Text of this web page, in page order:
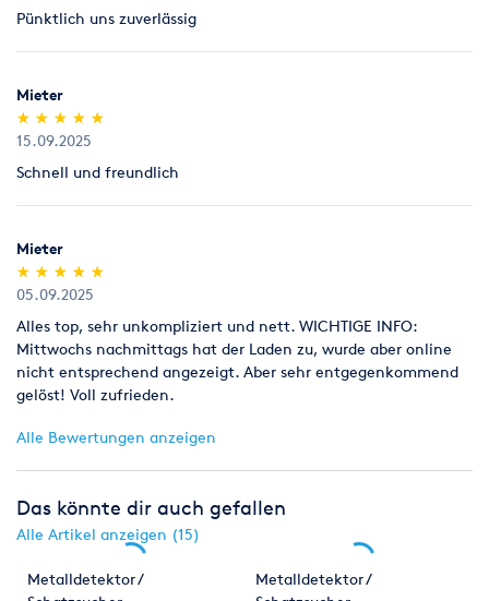
Legitimation
Als Neukunde bitten wir Sie einen gültigen amtlichen
(Personalausweis).
Pünktlich uns zuverlässig
Mieter
(*)
★
★
(*) ★
★
(*) ★
★
(*) ★
★
(*) ★
★
15.09.2025
Schnell und freundlich
Mieter
(*)
★
★
(*) ★
★
(*) ★
★
(*) ★
★
(*) ★
★
05.09.2025
Alles top, sehr unkompliziert und nett. WICHTIGE INFO:
Mittwochs nachmittags hat der Laden zu, wurde aber online
nicht entsprechend angezeigt. Aber sehr entgegenkommend
gelöst! Voll zufrieden.
Alle Bewertungen anzeigen
Das könnte dir auch gefallen
Alle Artikel anzeigen (15)
Metalldetektor /
Metalldetektor /